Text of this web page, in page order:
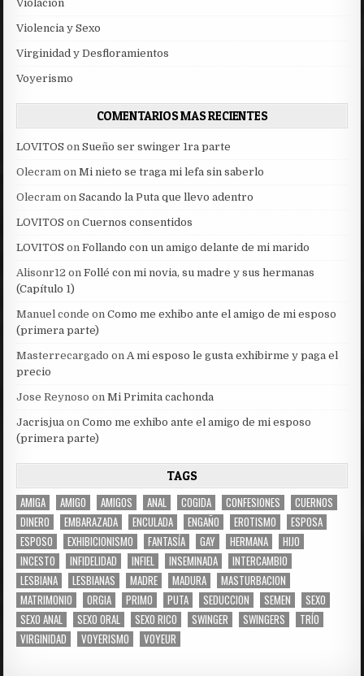
Violación
Violencia y Sexo
Virginidad y Desfloramientos
Voyerismo
COMENTARIOS MAS RECIENTES
LOVITOS onSueño ser swinger 1ra parte
Olecram onMi nieto se traga mi lefa sin saberlo
Olecram onSacando la Puta que llevo adentro
LOVITOS onCuernos consentidos
LOVITOS onFollando con un amigo delante de mi marido
Alisonr12 onFollé con mi novia, su madre y sus hermanas
(Capítulo 1)
Manuel conde onComo me exhibo ante el amigo de mi esposo
(primera parte)
Masterrecargado onA mi esposo le gusta exhibirme y paga el
precio
Jose Reynoso onMi Primita cachonda
Jacrisjua onComo me exhibo ante el amigo de mi esposo
(primera parte)
TAGS
AMIGA AMIGO AMIGOS ANAL COGIDA CONFESIONES
CUERNOS
DINERO
EMBARAZADA ENCULADA ENGAÑO EROTISMO
ESPOSA
ESPOSO
EXHIBICIONISMO FANTASÍA GAY HERMANA
HIJO
INCESTO
INFIDELIDAD INFIEL INSEMINADA
INTERCAMBIO
LESBIANA
LESBIANAS MADRE MADURA
MASTURBACION
MATRIMONIO
ORGIA PRIMO PUTA SEDUCCION SEMEN
SEXO
SEXO ANAL
SEXO ORAL SEXO RICO SWINGER SWINGERS
TRÍO
VIRGINIDAD
VOYERISMO VOYEUR